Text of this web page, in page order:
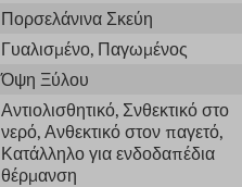
Πορσελάνινα Σκεύη
Γυαλισμένο, Παγωμένος
Όψη Ξύλου
Αντιολισθητικό, Σνθεκτικό στο
νερό, Ανθεκτικό στον παγετό,
Κατάλληλο για ενδοδαπέδια
θέρμανση